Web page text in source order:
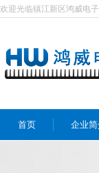
欢迎光临镇江新区鸿威电
首页 企业